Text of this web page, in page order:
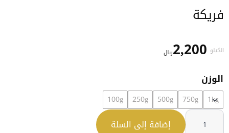
فريكة
الكيلو 2,200﷼
الوزن
1kg
750g
500g
250g
100g
كمية
إضافة إلى السلة